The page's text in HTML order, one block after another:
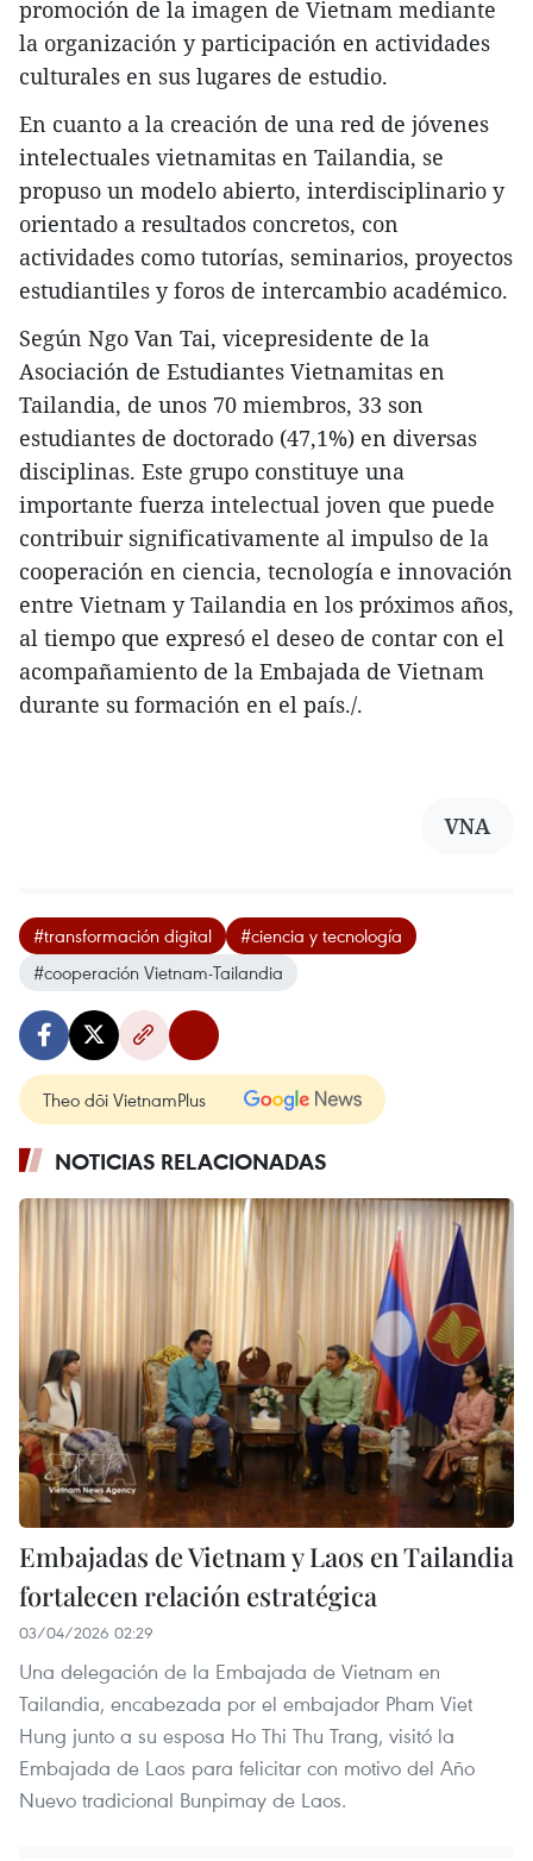
promoción de la imagen de Vietnam mediante
la organización y participación en actividades
culturales en sus lugares de estudio.
En cuanto a la creación de una red de jóvenes
intelectuales vietnamitas en Tailandia, se
propuso un modelo abierto, interdisciplinario y
orientado a resultados concretos, con
actividades como tutorías, seminarios, proyectos
estudiantiles y foros de intercambio académico.
Según Ngo Van Tai, vicepresidente de la
Asociación de Estudiantes Vietnamitas en
Tailandia, de unos 70 miembros, 33 son
estudiantes de doctorado (47,1%) en diversas
disciplinas. Este grupo constituye una
importante fuerza intelectual joven que puede
contribuir significativamente al impulso de la
cooperación en ciencia, tecnología e innovación
entre Vietnam y Tailandia en los próximos años,
al tiempo que expresó el deseo de contar con el
acompañamiento de la Embajada de Vietnam
durante su formación en el país./.
VNA
#transformación digital
#ciencia y tecnología
#cooperación Vietnam-Tailandia
Theo dõi VietnamPlus
NOTICIAS RELACIONADAS
Embajadas de Vietnam y Laos en Tailandia
fortalecen relación estratégica
03/04/2026 02:29
Una delegación de la Embajada de Vietnam en
Tailandia, encabezada por el embajador Pham Viet
Hung junto a su esposa Ho Thi Thu Trang, visitó la
Embajada de Laos para felicitar con motivo del Año
Nuevo tradicional Bunpimay de Laos.